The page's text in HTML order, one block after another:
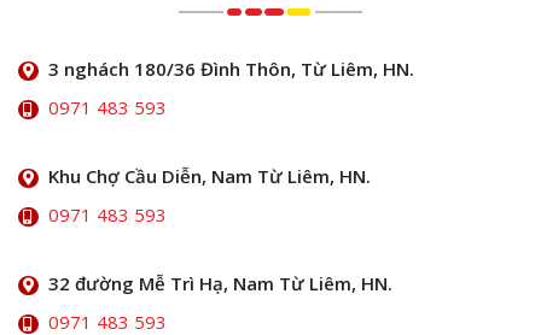
3 nghách 180/36 Đình Thôn, Từ Liêm, HN.
0971 483 593
Khu Chợ Cầu Diễn, Nam Từ Liêm, HN.
0971 483 593
32 đường Mễ Trì Hạ, Nam Từ Liêm, HN.
0971 483 593